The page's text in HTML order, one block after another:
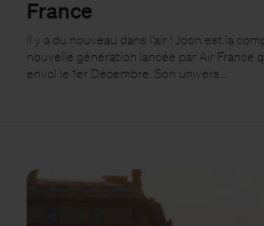
France
Il y a du nouveau dans l'air ! Joon est la
nouvelle génération lancée par Air France
envol le 1er Décembre. Son univers…